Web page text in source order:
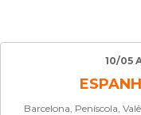
10/05
Barcelona, Peníscola,